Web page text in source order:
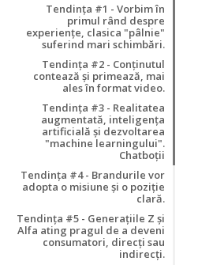
Tendința #1 - Vorbim în
primul rând despre
experiențe, clasica "pâlnie"
suferind mari schimbări.
Tendința #2 - Conținutul
contează și primează, mai
ales în format video.
Tendința #3 - Realitatea
augmentată, inteligența
artificială și dezvoltarea
"machine learningului".
Chatboții
Tendința #4 - Brandurile vor
adopta o misiune și o poziție
clară.
Tendința #5 - Generațiile Z și
Alfa ating pragul de a deveni
consumatori, direcți sau
indirecți.